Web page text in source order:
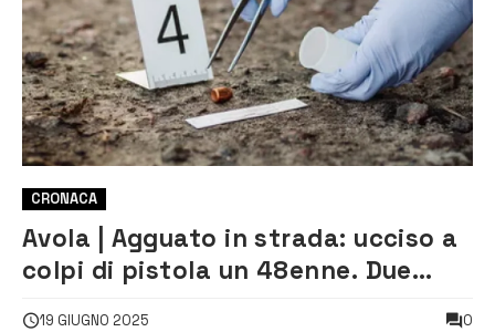
CRONACA
Avola | Agguato in strada: ucciso a
colpi di pistola un 48enne. Due
19 GIUGNO 2025 0